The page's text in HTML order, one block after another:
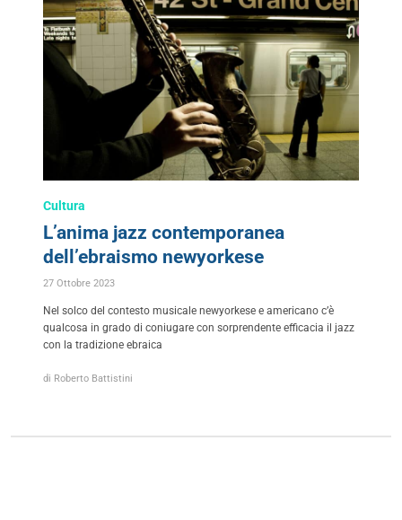
Cultura
L’anima jazz contemporanea
dell’ebraismo newyorkese
27 Ottobre 2023
Nel solco del contesto musicale newyorkese e americano c’è
qualcosa in grado di coniugare con sorprendente efficacia il jazz
con la tradizione ebraica
di Roberto Battistini